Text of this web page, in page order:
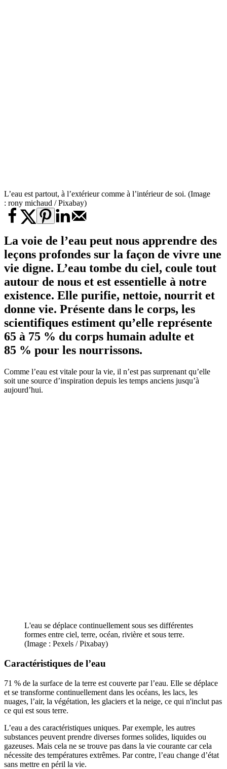
L’eau est partout, à l’extérieur comme à l’intérieur de soi. (Image
: rony michaud / Pixabay)
La voie de l’eau peut nous apprendre des
leçons profondes sur la façon de vivre une
vie digne. L’eau tombe du ciel, coule tout
autour de nous et est essentielle à notre
existence. Elle purifie, nettoie, nourrit et
donne vie. Présente dans le corps, les
scientifiques estiment qu’elle représente
65 à 75 % du corps humain adulte et
85 % pour les nourrissons.
Comme l’eau est vitale pour la vie, il n’est pas surprenant qu’elle
soit une source d’inspiration depuis les temps anciens jusqu’à
aujourd’hui.
L'eau se déplace continuellement sous ses différentes
formes entre ciel, terre, océan, rivière et sous terre.
(Image : Pexels / Pixabay)
Caractéristiques de l’eau
71 % de la surface de la terre est couverte par l’eau. Elle se déplace
et se transforme continuellement dans les océans, les lacs, les
nuages, l’air, la végétation, les glaciers et la neige, ce qui n'inclut pas
ce qui est sous terre.
L’eau a des caractéristiques uniques. Par exemple, les autres
substances peuvent prendre diverses formes solides, liquides ou
gazeuses. Mais cela ne se trouve pas dans la vie courante car cela
nécessite des températures extrêmes. Par contre, l’eau change d’état
sans mettre en péril la vie.